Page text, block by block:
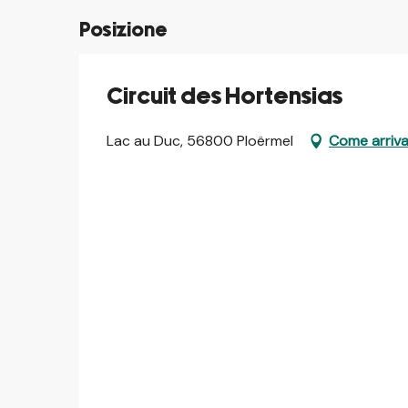
Posizione
Circuit des Hortensias
Lac au Duc, 56800 Ploërmel Come